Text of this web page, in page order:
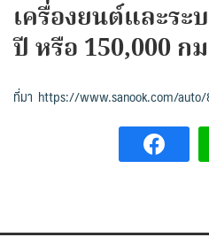
เครื่องยนต์และระ
ปี หรือ 150,000 ก
ที่มา https://www.sanook.com/